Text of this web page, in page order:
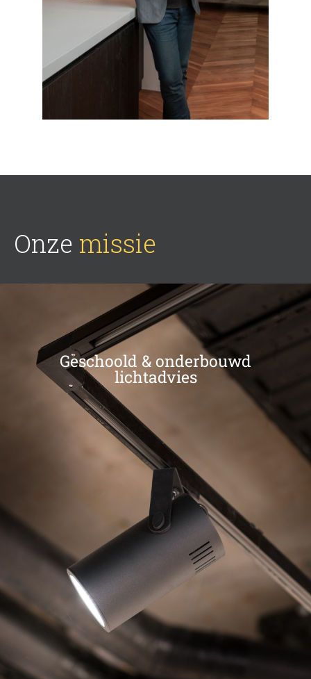
Onze missie
Geschoold & onderbouwd
lichtadvies